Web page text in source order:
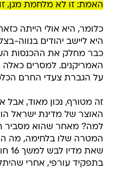
האמת: זו לא מלחמת מגן,
כלומר, היא אולי הייתה
היא ליישב יהודים בנווה-
כבר מחלק את ההכנסות
האמריקנים. למסרים
על הגברת צעדי החרם
זה מטורף, נכון מאוד, אבל
האוצר של מדינת ישראל
למה? מאחר שהוא מסביר
המטרה שלו בלחימה, מה
בתפקיד עורפי, אחרי